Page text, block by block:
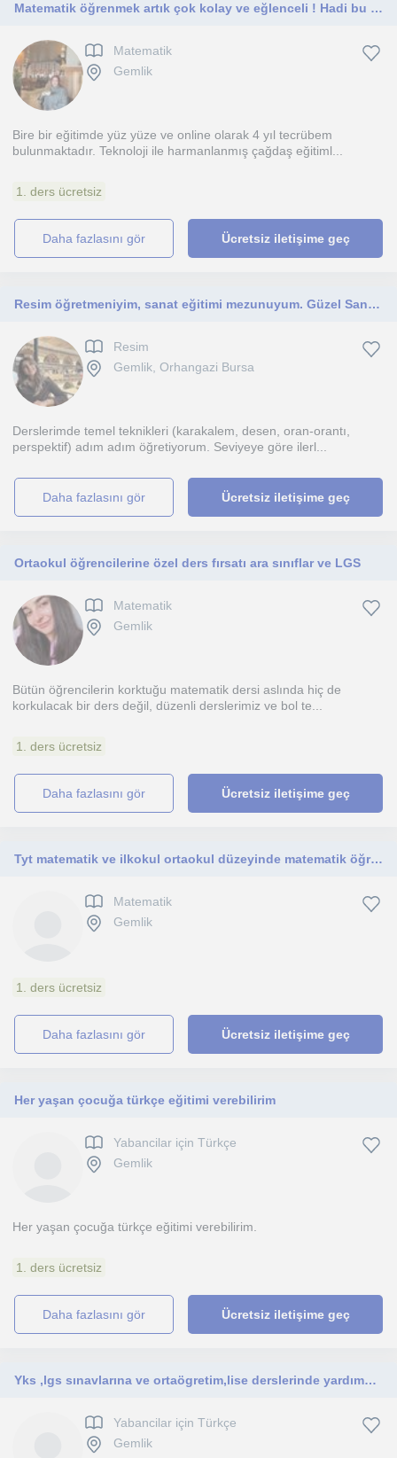
Matematik öğrenmek artık çok kolay ve eğlenceli ! Hadi bu maceramıza sen de katıl. ✨
Matematik
Gemlik
Bire bir eğitimde yüz yüze ve online olarak 4 yıl tecrübem
bulunmaktadır. Teknoloji ile harmanlanmış çağdaş eğitiml...
1. ders ücretsiz
daha fazlasını gör Ücretsiz iletişime geç
Resim öğretmeniyim, sanat eğitimi mezunuyum. Güzel Sanatlar Lisesi ve yetenek sınavlarına hazırlık dersi veriyorum.
Resim
Gemlik, Orhangazi Bursa
Derslerimde temel teknikleri (karakalem, desen, oran-orantı,
perspektif) adım adım öğretiyorum. Seviyeye göre ilerl...
daha fazlasını gör Ücretsiz iletişime geç
Ortaokul öğrencilerine özel ders fırsatı ara sınıflar ve LGS
Matematik
Gemlik
Bütün öğrencilerin korktuğu matematik dersi aslında hiç de
korkulacak bir ders değil, düzenli derslerimiz ve bol te...
1. ders ücretsiz
daha fazlasını gör Ücretsiz iletişime geç
Tyt matematik ve ilkokul ortaokul düzeyinde matematik öğretmeni
Matematik
Gemlik
1. ders ücretsiz
daha fazlasını gör Ücretsiz iletişime geç
Her yaşan çocuğa türkçe eğitimi verebilirim
Yabancilar için Türkçe
Gemlik
Her yaşan çocuğa türkçe eğitimi verebilirim.
1. ders ücretsiz
daha fazlasını gör Ücretsiz iletişime geç
Yks ,lgs sınavlarına ve ortaögretim,lise derslerinde yardımcı olmak için türkçe ve edebiyat dersi vermekteyim
Yabancilar için Türkçe
Gemlik